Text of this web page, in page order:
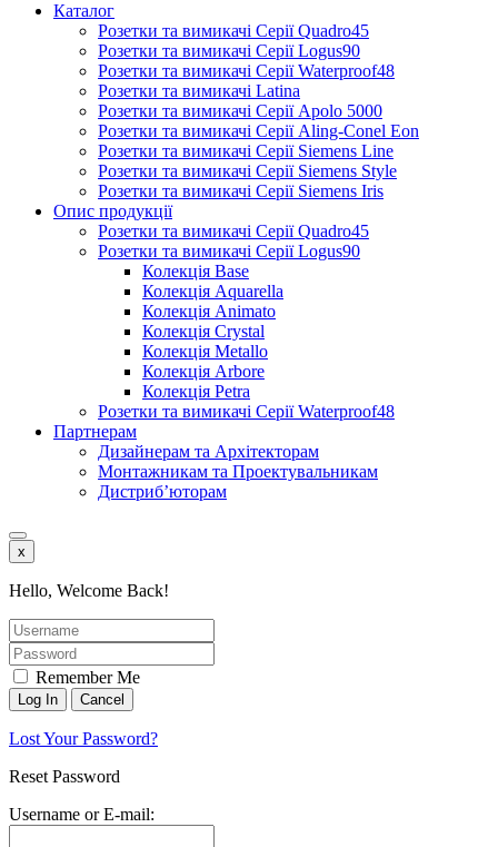
Каталог
Розетки та вимикачі Серії Quadro45
Розетки та вимикачі Серії Logus90
Розетки та вимикачі Серії Waterproof48
Розетки та вимикачі Latina
Розетки та вимикачі Серії Apolo 5000
Розетки та вимикачі Серії Aling-Conel Eon
Розетки та вимикачі Серії Siemens Line
Розетки та вимикачі Серії Siemens Style
Розетки та вимикачі Серії Siemens Iris
Опис продукції
Розетки та вимикачі Серії Quadro45
Розетки та вимикачі Серії Logus90
Колекція Base
Колекція Aquarella
Колекція Animato
Колекція Crystal
Колекція Metallo
Колекція Arbore
Колекція Petra
Розетки та вимикачі Серії Waterproof48
Партнерам
Дизайнерам та Архітекторам
Монтажникам та Проектувальникам
Дистриб’юторам
x
Hello, Welcome Back!
Remember Me
Lost Your Password?
Reset Password
Username or E-mail: